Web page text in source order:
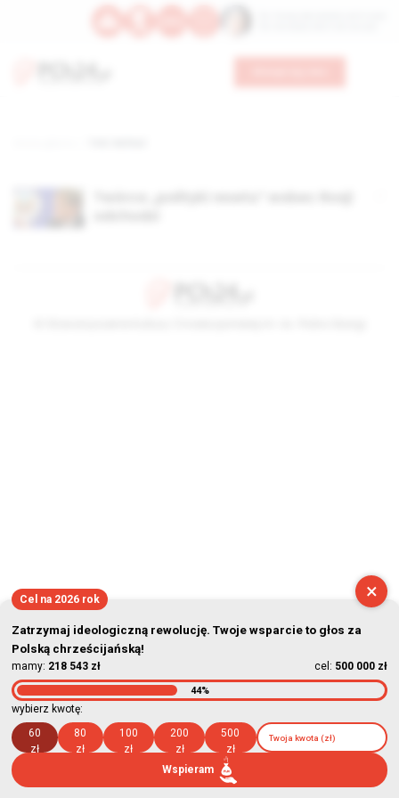
×
Cel na 2026 rok
Zatrzymaj ideologiczną rewolucję. Twoje wsparcie to głos za
Polską chrześcijańską!
mamy: 218 543 zł cel: 500 000 zł
44%
wybierz kwotę:
60
zł
80
zł
100
zł
200
zł
500
zł
Wspieram